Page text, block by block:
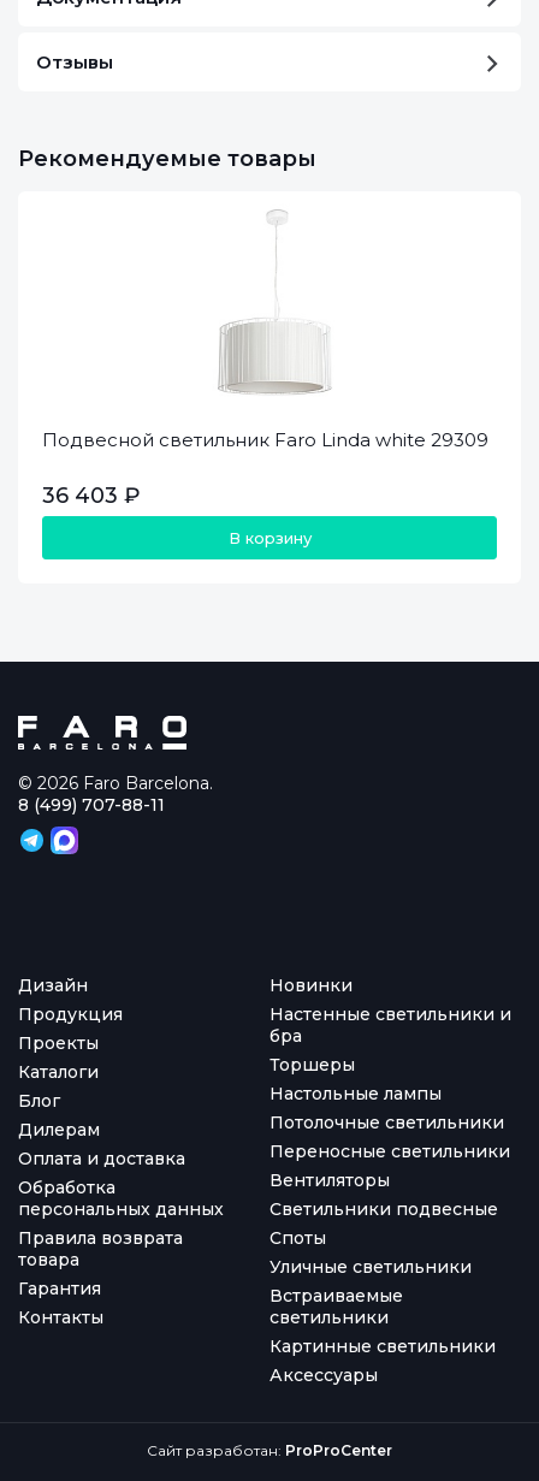
Отзывы
Рекомендуемые товары
Подвесной светильник Faro Linda white 29309
36 403 ₽
В корзину
© 2026 Faro Barcelona.
Дизайн
Продукция
Проекты
Каталоги
Блог
Дилерам
Оплата и доставка
Обработка
персональных данных
Правила возврата
товара
Гарантия
Контакты
Новинки
Настенные светильники и
бра
Торшеры
Настольные лампы
Потолочные светильники
Переносные светильники
Вентиляторы
Светильники подвесные
Споты
Уличные светильники
Встраиваемые
светильники
Картинные светильники
Аксессуары
8 (499) 707-88-11
Сайт разработан: ProProCenter